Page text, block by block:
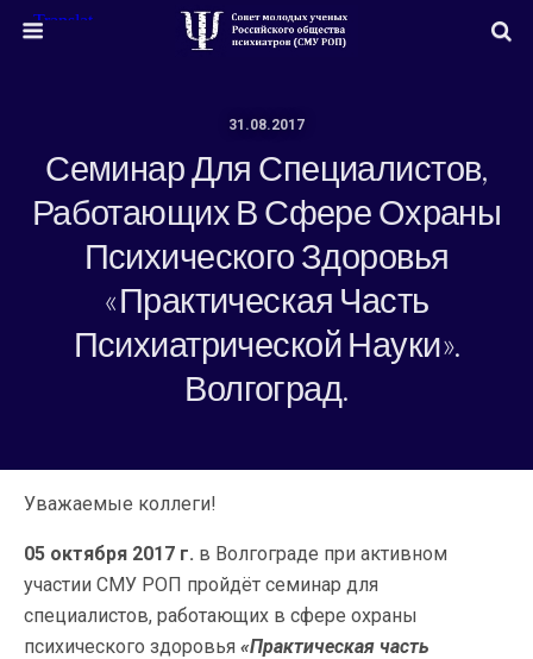
31.08.2017
Семинар Для Специалистов,
Работающих В Сфере Охраны
Психического Здоровья
«Практическая Часть
Психиатрической Науки».
Волгоград.
Уважаемые коллеги!
05 октября 2017 г. в Волгограде при активном
участии СМУ РОП пройдёт семинар для
специалистов, работающих в сфере охраны
психического здоровья «Практическая часть